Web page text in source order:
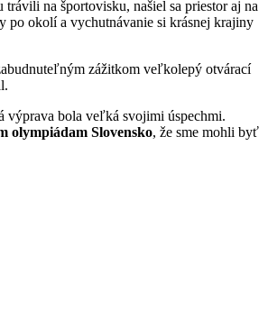
trávili na športovisku, našiel sa priestor aj na
po okolí a vychutnávanie si krásnej krajiny
zážitkom veľkolepý otvárací
výprava bola veľká svojimi úspechmi.
olympiádam Slovensko, že sme mohli byť